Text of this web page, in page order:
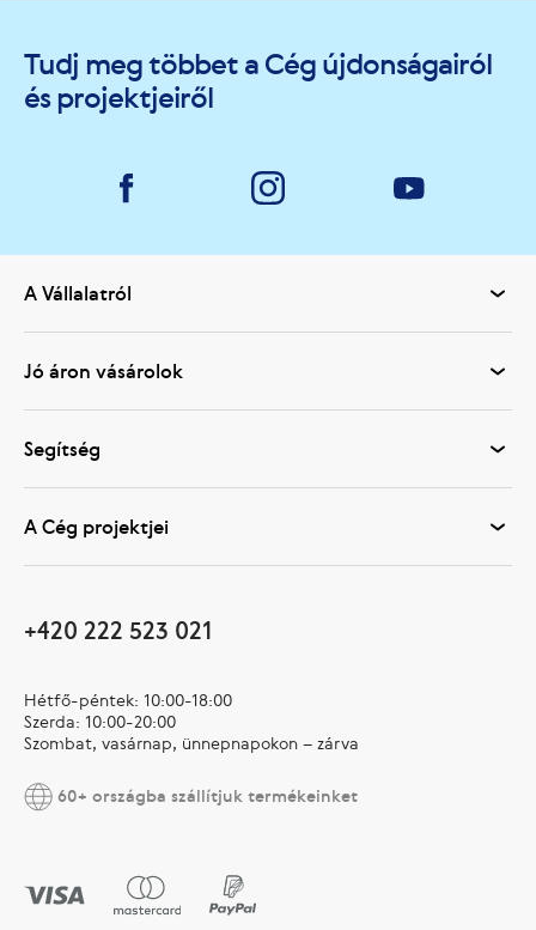
Tudj meg többet a Cég újdonságairól
és projektjeiről
A Vállalatról
Jó áron vásárolok
Segítség
A Cég projektjei
+420 222 523 021
Hétfő-péntek: 10:00-18:00
Szerda: 10:00-20:00
Szombat, vasárnap, ünnepnapokon – zárva
60+ országba szállítjuk termékeinket